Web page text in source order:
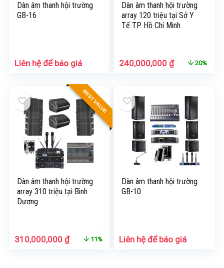
Dàn âm thanh hội trường
GB-16
Liên hệ để báo giá
Dàn âm thanh hội trường
array 120 triệu tại Sở Y
Tế TP. Hồ Chí Minh
240,000,000₫ 20%
BEST VALUE
Dàn âm thanh hội trường
array 310 triệu tại Bình
Dương
310,000,000₫ 11%
Dàn âm thanh hội trường
GB-10
Liên hệ để báo giá